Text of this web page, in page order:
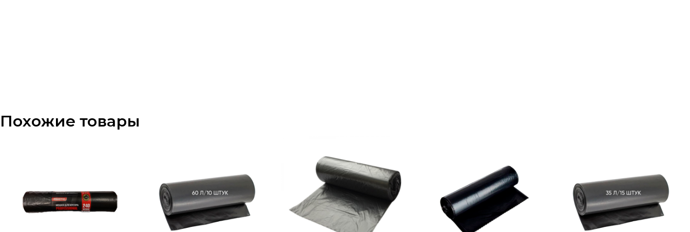
Похожие товары